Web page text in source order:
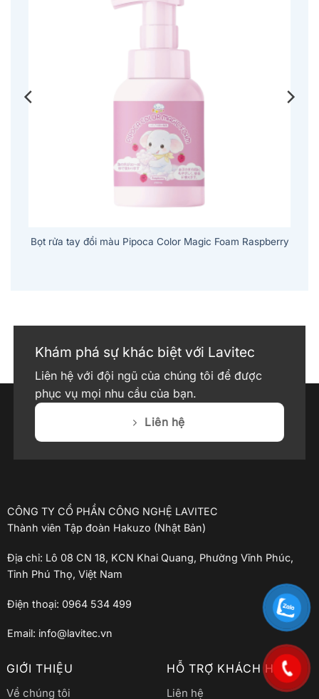
Bọt rửa tay đổi màu Pipoca Color Magic Foam Raspberry
Khám phá sự khác biệt với Lavitec
Liên hệ với đội ngũ của chúng tôi để được
phục vụ mọi nhu cầu của bạn.
Liên hệ
CÔNG TY CỔ PHẦN CÔNG NGHỆ LAVITEC
Thành viên Tập đoàn Hakuzo (Nhật Bản)
Địa chỉ: Lô 08 CN 18, KCN Khai Quang, Phường Vĩnh Phúc,
Tỉnh Phú Thọ, Việt Nam
Điện thoại: 0964 534 499
Email: info@lavitec.vn
GIỚI THIỆU
Về chúng tôi
HỖ TRỢ KHÁCH HÀNG
Liên hệ